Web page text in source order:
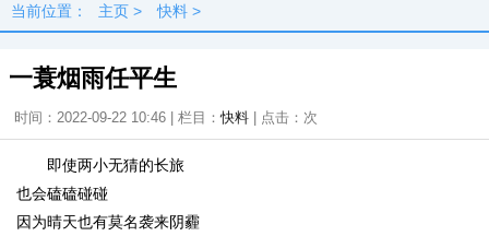
当前位置： 主页 > 快料 >
一蓑烟雨任平生
时间：2022-09-22 10:46 | 栏目：快料 | 点击： 次
即使两小无猜的长旅
也会磕磕碰碰
因为晴天也有莫名袭来阴霾